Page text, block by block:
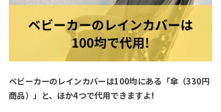
ベビーカーのレインカバーは100均にある「傘（330円
商品）」と、ほか4つで代用できますよ!